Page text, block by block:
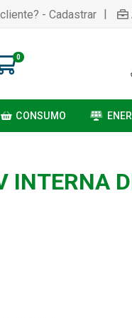
- Cadastrar |
0
CONSUMO
INTERNA